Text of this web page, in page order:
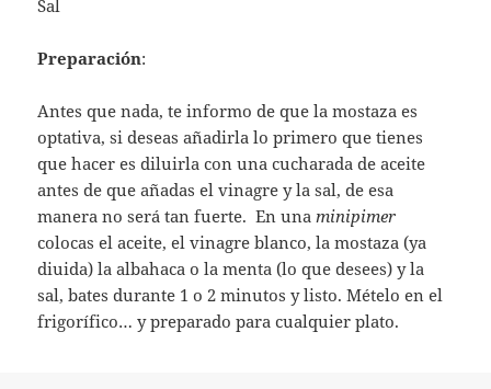
Sal
Preparación:
Antes que nada, te informo de que la mostaza es
optativa, si deseas añadirla lo primero que tienes
que hacer es diluirla con una cucharada de aceite
antes de que añadas el vinagre y la sal, de esa
manera no será tan fuerte. En unaminipimer
colocas el aceite, el vinagre blanco, la mostaza (ya
diuida) la albahaca o la menta (lo que desees) y la
sal, bates durante 1 o 2 minutos y listo. Mételo en el
frigorífico… y preparado para cualquier plato.